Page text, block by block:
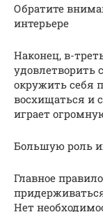
Обратите
интерьере
Наконец, в-
удовлетворить
окружить себя
восхищаться и
играет
Большую роль
Главное
Нет